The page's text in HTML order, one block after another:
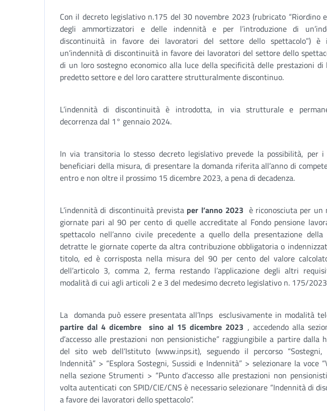
Con il decreto legislativo n.175 del 30 novembre 2023 (rubricato “Riordino
degli ammortizzatori e delle indennità e per l’introduzione di
discontinuità in favore dei lavoratori del settore dello spettacolo”) è
un’indennità di discontinuità in favore dei lavoratori del settore dello
di un loro sostegno economico alla luce della specificità delle prestazioni di
predetto settore e del loro carattere strutturalmente discontinuo.
L’indennità di discontinuità è introdotta, in via strutturale e
decorrenza dal 1° gennaio 2024.
In via transitoria lo stesso decreto legislativo prevede la possibilità, per i
beneficiari della misura, di presentare la domanda riferita all’anno di
entro e non oltre il prossimo 15 dicembre 2023, a pena di decadenza.
L’indennità di discontinuità prevista per l’anno 2023 è riconosciuta per un
giornate pari al 90 per cento di quelle accreditate al Fondo pensione
spettacolo nell’anno civile precedente a quello della presentazione della
detratte le giornate coperte da altra contribuzione obbligatoria o
titolo, ed è corrisposta nella misura del 90 per cento del valore
dell’articolo 3, comma 2, ferma restando l’applicazione degli altri
modalità di cui agli articoli 2 e 3 del medesimo decreto legislativo n. 175/
La domanda può essere presentata all’Inps esclusivamente in modalità
partire dal 4 dicembre sino al 15 dicembre 2023 , accedendo alla
d’accesso alle prestazioni non pensionistiche” raggiungibile a partire dalla
del sito web dell’Istituto (www.inps.it), seguendo il percorso
Indennità” > “Esplora Sostegni, Sussidi e Indennità” > selezionare la voce
nella sezione Strumenti > “Punto d’accesso alle prestazioni non
volta autenticati con SPID/CIE/CNS è necessario selezionare “Indennità di
a favore dei lavoratori dello spettacolo”.